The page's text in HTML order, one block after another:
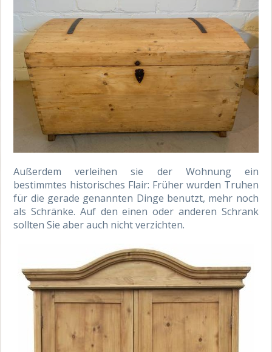
Außerdem verleihen sie der Wohnung ein
bestimmtes historisches Flair: Früher wurden Truhen
für die gerade genannten Dinge benutzt, mehr noch
als Schränke. Auf den einen oder anderen Schrank
sollten Sie aber auch nicht verzichten.